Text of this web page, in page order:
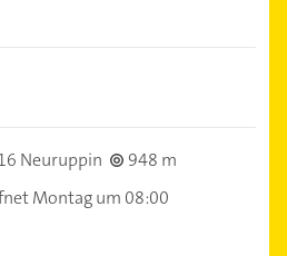
Neuruppin
948 m
Montag um 08:00